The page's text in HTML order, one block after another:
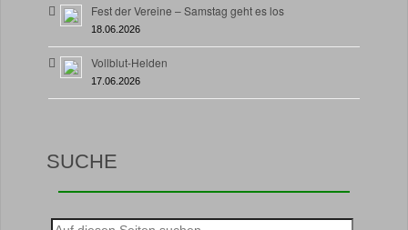
Fest der Vereine – Samstag geht es los
18.06.2026
Vollblut-Helden
17.06.2026
SUCHE
Suche